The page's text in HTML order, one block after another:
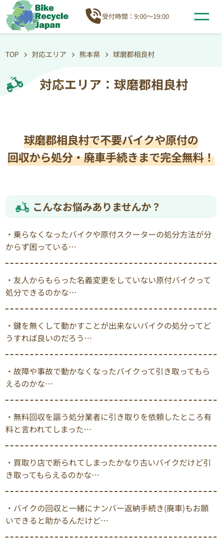
受付時間：9:00～19:00
TOP 対応エリア 熊本県 球磨郡相良村
対応エリア：球磨郡相良村
球磨郡相良村で不要バイクや原付の
回収から処分・廃車手続きまで完全無料！
こんなお悩みありませんか？
・乗らなくなったバイクや原付スクーターの処分方法が分
からず困っている…
・友人からもらった名義変更をしていない原付バイクって
処分できるのかな…
・鍵を無くして動かすことが出来ないバイクの処分ってど
うすれば良いのだろう…
・故障や事故で動かなくなったバイクって引き取ってもら
えるのかな…
・無料回収を謳う処分業者に引き取りを依頼したところ有
料と言われてしまった…
・買取り店で断られてしまったかなり古いバイクだけど引
き取ってもらえるのかな…
・バイクの回収と一緒にナンバー返納手続き(廃車)もお願
いできると助かるんだけど…